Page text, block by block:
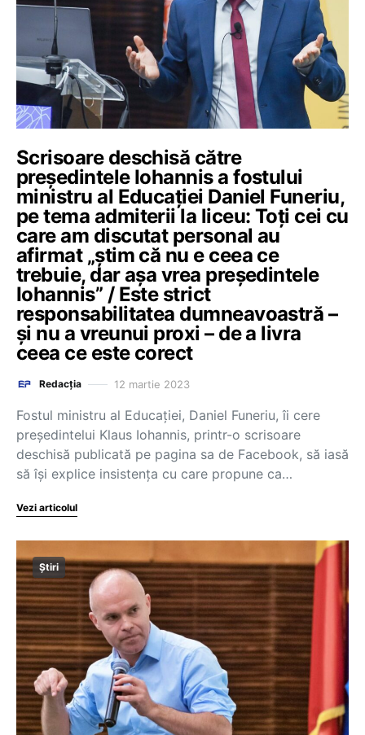
Scrisoare deschisă către
președintele Iohannis a fostului
ministru al Educației Daniel Funeriu,
pe tema admiterii la liceu: Toți cei cu
care am discutat personal au
afirmat „știm că nu e ceea ce
trebuie, dar așa vrea președintele
Iohannis” / Este strict
responsabilitatea dumneavoastră –
și nu a vreunui proxi – de a livra
ceea ce este corect
Redacția 12 martie 2023
Fostul ministru al Educației, Daniel Funeriu, îi cere
președintelui Klaus Iohannis, printr-o scrisoare
deschisă publicată pe pagina sa de Facebook, să iasă
să își explice insistența cu care propune ca…
Vezi articolul
Știri